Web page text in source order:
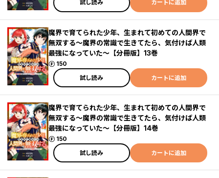
試し読み カートに追加
魔界で育てられた少年、生まれて初めての人間界で
無双する～魔界の常識で生きてたら、気付けば人類
最強になっていた～【分冊版】13巻
150
ポイント
試し読み
カートに追加
魔界で育てられた少年、生まれて初めての人間界で
無双する～魔界の常識で生きてたら、気付けば人類
最強になっていた～【分冊版】14巻
150
ポイント
試し読み
カートに追加